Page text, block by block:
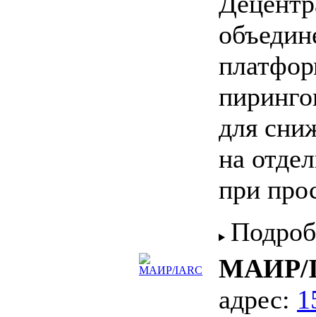
для
на
при
МАИР/
адрес: